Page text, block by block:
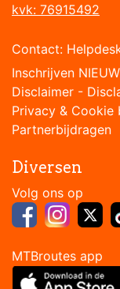
kvk: 76915492
Contact:
Inschrijven
Disclaimer -
Privacy & Cookie
Partnerbijdragen
Diversen
Volg
MTBroutes